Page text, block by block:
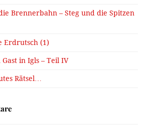
Brennerbahn – Steg und die Spitzen
Erdrutsch (1)
in Igls – Teil IV
Rätsel…